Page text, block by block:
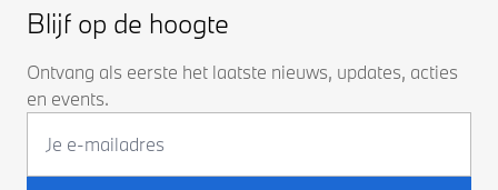
Blijf op de hoogte
Ontvang als eerste het laatste nieuws, updates, acties
en events.